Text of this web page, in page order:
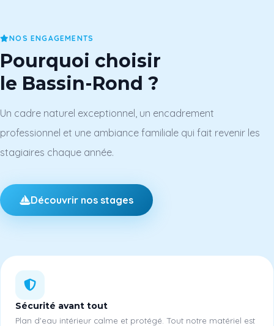
NOS ENGAGEMENTS
Pourquoi choisir
le Bassin-Rond ?
Un cadre naturel exceptionnel, un encadrement
professionnel et une ambiance familiale qui fait revenir les
stagiaires chaque année.
Découvrir nos stages
Sécurité avant tout
Plan d'eau intérieur calme et protégé. Tout notre matériel est